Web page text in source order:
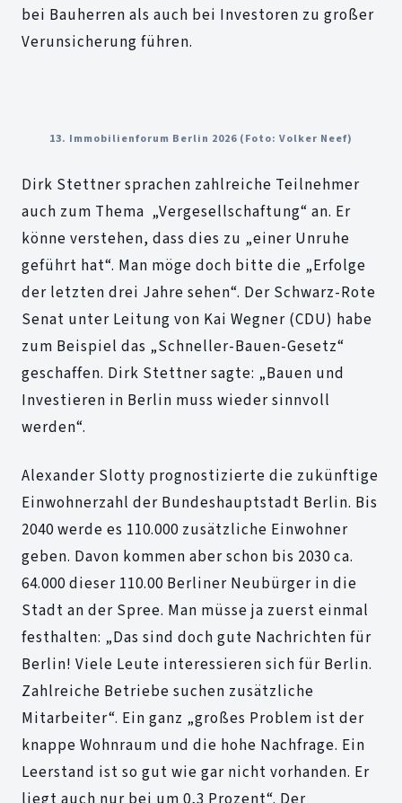
bei Bauherren als auch bei Investoren zu großer
Verunsicherung führen.
13. Immobilienforum Berlin 2026 (Foto: Volker Neef)
Dirk Stettner sprachen zahlreiche Teilnehmer
auch zum Thema „Vergesellschaftung“ an. Er
könne verstehen, dass dies zu „einer Unruhe
geführt hat“. Man möge doch bitte die „Erfolge
der letzten drei Jahre sehen“. Der Schwarz-Rote
Senat unter Leitung von Kai Wegner (CDU) habe
zum Beispiel das „Schneller-Bauen-Gesetz“
geschaffen. Dirk Stettner sagte: „Bauen und
Investieren in Berlin muss wieder sinnvoll
werden“.
Alexander Slotty prognostizierte die zukünftige
Einwohnerzahl der Bundeshauptstadt Berlin. Bis
2040 werde es 110.000 zusätzliche Einwohner
geben. Davon kommen aber schon bis 2030 ca.
64.000 dieser 110.00 Berliner Neubürger in die
Stadt an der Spree. Man müsse ja zuerst einmal
festhalten: „Das sind doch gute Nachrichten für
Berlin! Viele Leute interessieren sich für Berlin.
Zahlreiche Betriebe suchen zusätzliche
Mitarbeiter“. Ein ganz „großes Problem ist der
knappe Wohnraum und die hohe Nachfrage. Ein
Leerstand ist so gut wie gar nicht vorhanden. Er